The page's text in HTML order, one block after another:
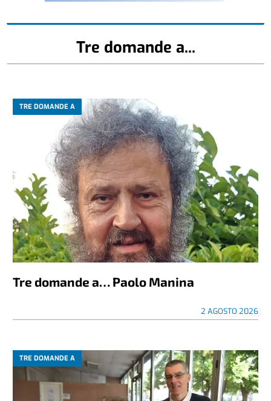
Tre domande a...
TRE DOMANDE A
Tre domande a… Paolo Manina
2 AGOSTO 2026
TRE DOMANDE A